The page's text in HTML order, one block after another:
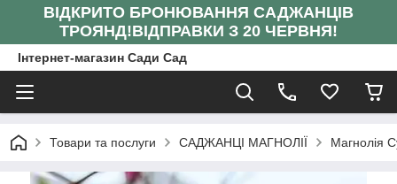
ВІДКРИТО БРОНЮВАННЯ САДЖАНЦІВ
ТРОЯНД!ВІДПРАВКИ З 20 ЧЕРВНЯ!
Інтернет-магазин Сади Сад
Товари та послуги САДЖАНЦІ МАГНОЛІЇ Магнолія